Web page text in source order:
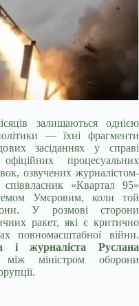
залишаються однією
— їхні фрагменти
засіданнях у справі
процесуальних
озвучених журналістом-
«Квартал 95»
Умєровим, коли той
У розмові сторони
ракет, які є критично
повномасштабної війни.
і журналіста Руслана
між міністром оборони